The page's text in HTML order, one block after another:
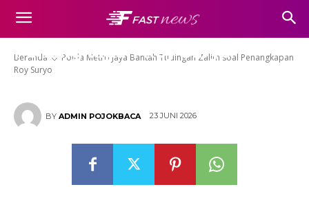
Beranda
Polda Metro Jaya Bantah Tudingan Zalim soal Penangkapan
Roy Suryo
Polda Metro Jaya Bantah
Tudingan Zalim soal
Penangkapan Roy Suryo
BY ADMIN POJOKBACA 23 JUNI 2026